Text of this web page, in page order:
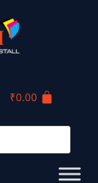
₹0.00